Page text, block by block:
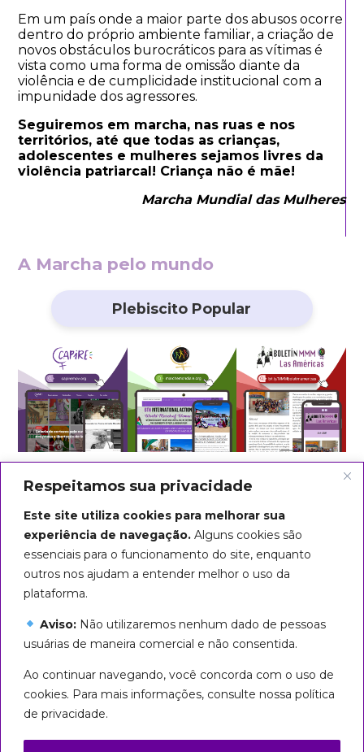
Respeitamos sua privacidade
Este site utiliza cookies para melhorar sua
experiência de navegação. Alguns cookies são
essenciais para o funcionamento do site, enquanto
outros nos ajudam a entender melhor o uso da
plataforma.
Aviso:Não utilizaremos nenhum dado de pessoas
usuárias de maneira comercial e não consentida.
Ao continuar navegando, você concorda com o uso de
cookies. Para mais informações, consulte nossa política
de privacidade.
Em um país onde a maior parte dos abusos ocorre
dentro do próprio ambiente familiar, a criação de
novos obstáculos burocráticos para as vítimas é
vista como uma forma de omissão diante da
violência e de cumplicidade institucional com a
impunidade dos agressores.
Seguiremos em marcha, nas ruas e nos
territórios, até que todas as crianças,
adolescentes e mulheres sejamos livres da
violência patriarcal! Criança não é mãe!
Marcha Mundial das Mulheres
A Marcha pelo mundo
Plebiscito Popular
Seguiremos em marcha até que
todas sejamos livres!
Creative Commons